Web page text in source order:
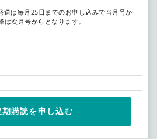
送は毎月25日までのお申し込みで当月号か
は次月号からとなります。
期購読を申し込む